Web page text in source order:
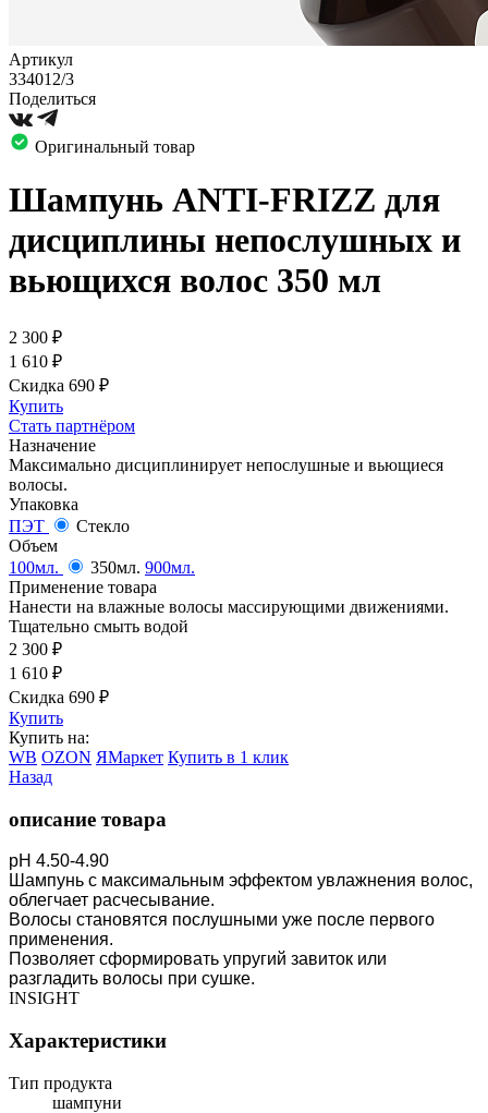
Артикул
334012/3
Поделиться
Оригинальный товар
Шампунь ANTI-FRIZZ для
дисциплины непослушных и
вьющихся волос 350 мл
2 300 ₽
1 610 ₽
Скидка 690 ₽
Купить
Стать партнёром
Назначение
Максимально дисциплинирует непослушные и вьющиеся
волосы.
Упаковка
ПЭТ
Стекло
Объем
100мл.
350мл. 900мл.
Применение товара
Нанести на влажные волосы массирующими движениями.
Тщательно смыть водой
2 300 ₽
1 610 ₽
Скидка 690 ₽
Купить
Купить на:
WB OZON ЯМаркет Купить в 1 клик
Назад
описание товара
рН 4.50-4.90
Шампунь с максимальным эффектом увлажнения волос,
облегчает расчесывание.
Волосы становятся послушными уже после первого
применения.
Позволяет сформировать упругий завиток или
разгладить волосы при сушке.
INSIGHT
Характеристики
Тип продукта
шампуни